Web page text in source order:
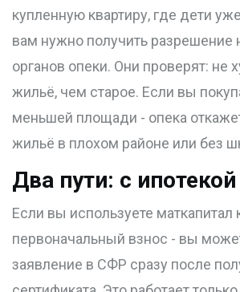
купленную квартиру, где дети
вам нужно получить разрешение
органов опеки. Они проверят: не
жильё, чем старое. Если вы
меньшей площади - опека
жильё в плохом районе или без
Два пути: с
Если вы используете маткапитал
первоначальный взнос - вы
заявление в СФР сразу после